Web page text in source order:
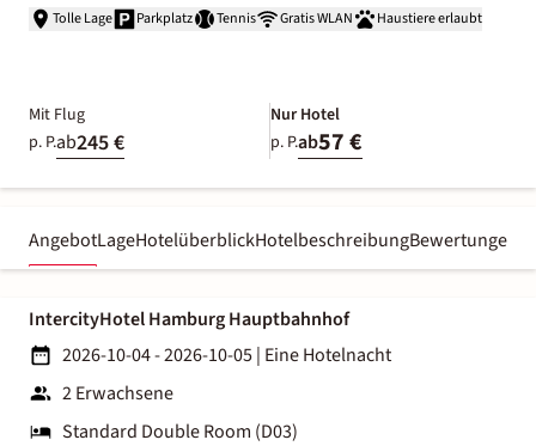
Tolle Lage Parkplatz Tennis Gratis WLAN Haustiere erlaubt
Mit Flug
p. P.ab245 €
Nur Hotel
p. P.ab57 €
AngebotLageHotelüberblickHotelbeschreibungBewertungen
IntercityHotel Hamburg Hauptbahnhof
2026-10-04 - 2026-10-05| Eine Hotelnacht
2 Erwachsene
Standard Double Room (D03)